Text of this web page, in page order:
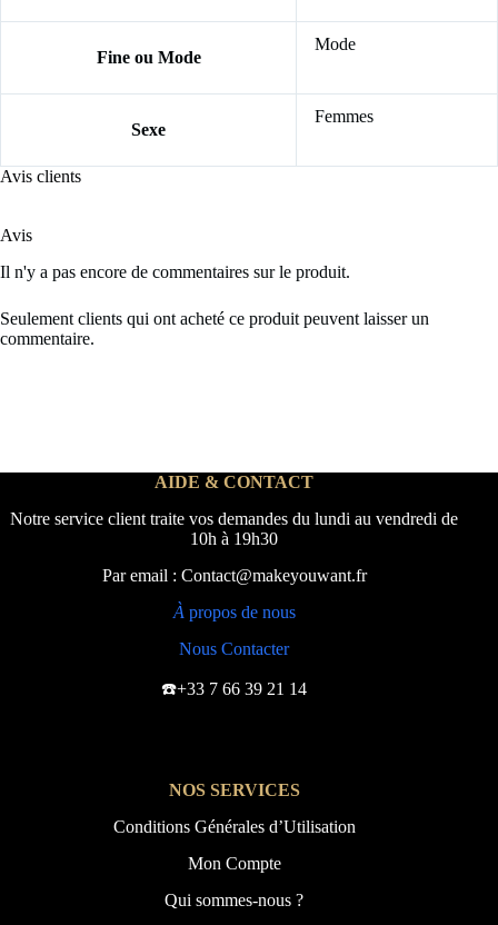
Fine ou Mode
Mode
Sexe
Femmes
Avis clients
Avis
Il n'y a pas encore de commentaires sur le produit.
Seulement clients qui ont acheté ce produit peuvent laisser un
commentaire.
AIDE & CONTACT
Notre service client traite vos demandes du lundi au vendredi de
10h à 19h30
Par email : Contact@makeyouwant.fr
À propos de nous
Nous Contacter
☎️+33 7 66 39 21 14
NOS SERVICES
Conditions Générales d’Utilisation
Mon Compte
Qui sommes-nous ?